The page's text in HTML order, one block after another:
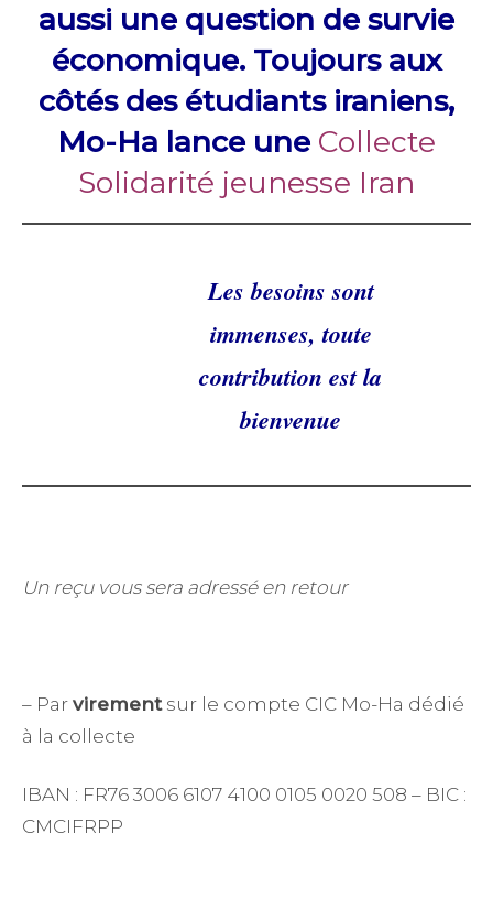
aussi une question de survie
économique. Toujours aux
côtés des étudiants iraniens,
Mo-Ha lance une Collecte
Solidarité jeunesse Iran
Les besoins sont
immenses, toute
contribution est la
bienvenue
Un reçu vous sera adressé en retour
– Par virementsur le compte CIC Mo-Ha dédié
à la collecte
IBAN : FR76 3006 6107 4100 0105 0020 508 – BIC :
CMCIFRPP